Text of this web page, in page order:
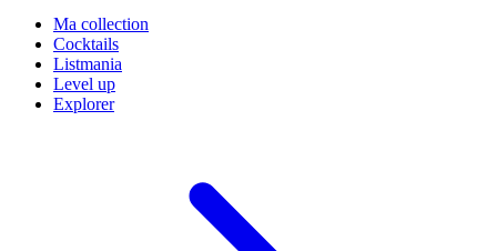
Ma collection
Cocktails
Listmania
Level up
Explorer